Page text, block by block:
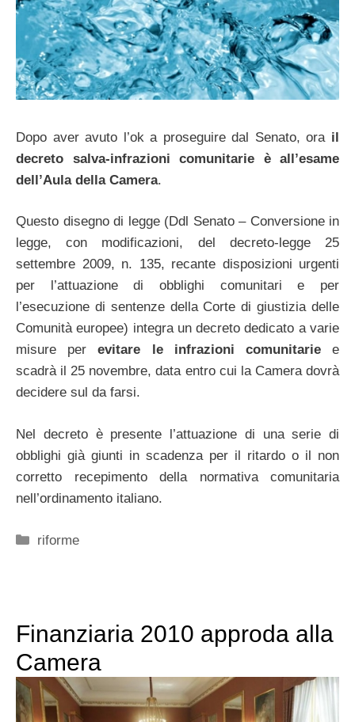
Dopo aver avuto l’ok a proseguire dal Senato, ora il
decreto salva-infrazioni comunitarie è all’esame
dell’Aula della Camera.
Questo disegno di legge (Ddl Senato – Conversione in
legge, con modificazioni, del decreto-legge 25
settembre 2009, n. 135, recante disposizioni urgenti
per l’attuazione di obblighi comunitari e per
l’esecuzione di sentenze della Corte di giustizia delle
Comunità europee) integra un decreto dedicato a varie
misure perevitare le infrazioni comunitariee
scadrà il 25 novembre, data entro cui la Camera dovrà
decidere sul da farsi.
Nel decreto è presente l’attuazione di una serie di
obblighi già giunti in scadenza per il ritardo o il non
corretto recepimento della normativa comunitaria
nell’ordinamento italiano.
Categorie
riforme
Finanziaria 2010 approda alla
Camera